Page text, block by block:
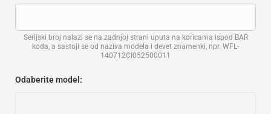
Serijski broj nalazi se na zadnjoj strani uputa na koricama ispod BAR
koda, a sastoji se od naziva modela i devet znamenki, npr. WFL-
140712CI052500011
Odaberite model: